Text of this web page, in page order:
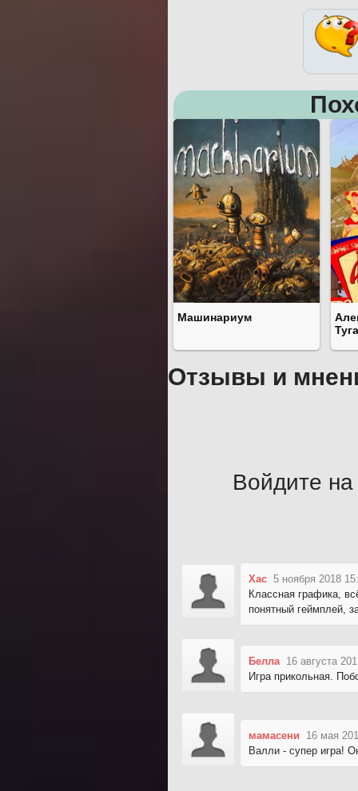
Машинариум
Отзывы и
Войдите на
Хас 5 ноября 2018
Классная графика,
понятный геймплей,
Белла 16 августа
Игра прикольная.
мамасени
16 мая
Валли - супер игра!